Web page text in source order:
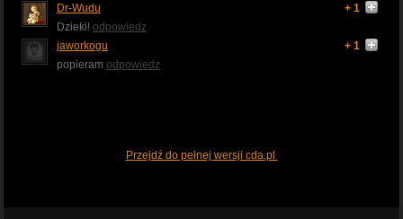
Dr-Wudu
+ 1
Dzieki! odpowiedz
jaworkogu
+ 1
popieram odpowiedz
Przejdź do pełnej wersji cda.pl